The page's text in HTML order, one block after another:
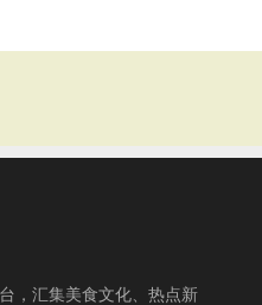
，汇集美食文化、热点新